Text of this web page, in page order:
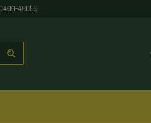
49059